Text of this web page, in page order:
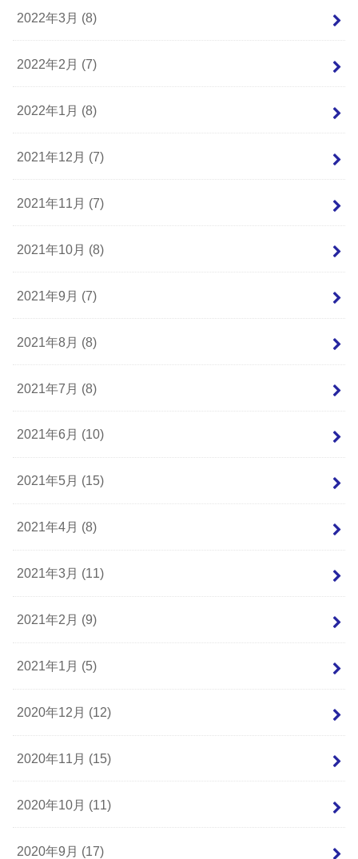
2022年3月 (8)
2022年2月 (7)
2022年1月 (8)
2021年12月 (7)
2021年11月 (7)
2021年10月 (8)
2021年9月 (7)
2021年8月 (8)
2021年7月 (8)
2021年6月 (10)
2021年5月 (15)
2021年4月 (8)
2021年3月 (11)
2021年2月 (9)
2021年1月 (5)
2020年12月 (12)
2020年11月 (15)
2020年10月 (11)
2020年9月 (17)